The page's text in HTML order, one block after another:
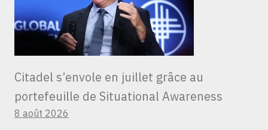
Citadel s’envole en juillet grâce au
portefeuille de Situational Awareness
8 août 2026